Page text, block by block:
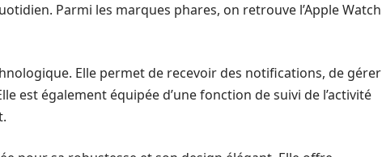
Parmi les marques phares, on retrouve l’Apple Watch
Elle permet de recevoir des notifications, de gérer
est également équipée d’une fonction de suivi de l’activité